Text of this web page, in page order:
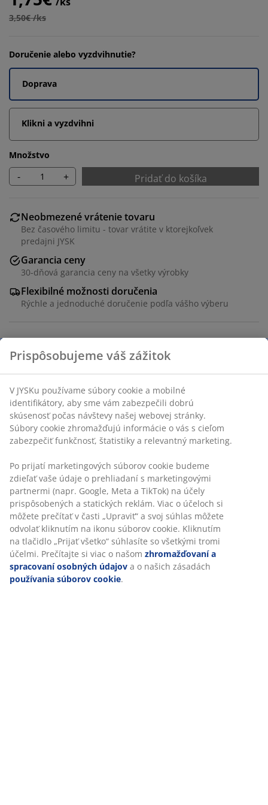
3,50€ /ks
Doručenie alebo vyzdvihnutie?
Doprava
Klikni a vyzdvihni
Množstvo
- + Pridať do košíka
Neobmezené vrátenie tovaru
Bez časového limitu - tovar vrátite v ktorejkoľvek
predajni JYSK
Garancia ceny
30-dňová garancia ceny na všetky výrobky
Flexibilné možnosti doručenia
Rýchle a jednoduché doručenie podľa vášho výberu
Lampáš vyrobený z ocele s práškovým lakovaním s
uľahčujú jeho umiestnenie v záhrade alebo doma.
Dostupný v rôznych farbách a predáva sa samostatne.
Ø8 x V10 cm
Značenie
Špecifikácie
Hodnotenia
Prispôsobujeme váš zážitok
V JYSKu používame súbory cookie a mobilné
identifikátory, aby sme vám zabezpečili dobrú
skúsenosť počas návštevy našej webovej stránky.
Súbory cookie zhromažďujú informácie o vás s cieľom
zabezpečiť funkčnosť, štatistiky a relevantný marketing.
Po prijatí marketingových súborov cookie budeme
zdieľať vaše údaje o prehliadaní s marketingovými
partnermi (napr. Google, Meta a TikTok) na účely
prispôsobených a statických reklám. Viac o účeloch si
môžete prečítať v časti „Upraviť“ a svoj súhlas môžete
odvolať kliknutím na ikonu súborov cookie. Kliknutím
na tlačidlo „Prijať všetko“ súhlasíte so všetkými tromi
účelmi. Prečítajte si viac o našom zhromažďovaní a
spracovaní osobných údajov a o našich zásadách
používania súborov cookie.